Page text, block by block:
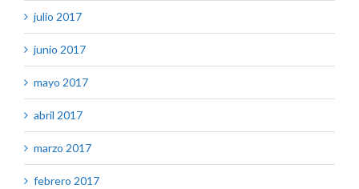
julio 2017
junio 2017
mayo 2017
abril 2017
marzo 2017
febrero 2017